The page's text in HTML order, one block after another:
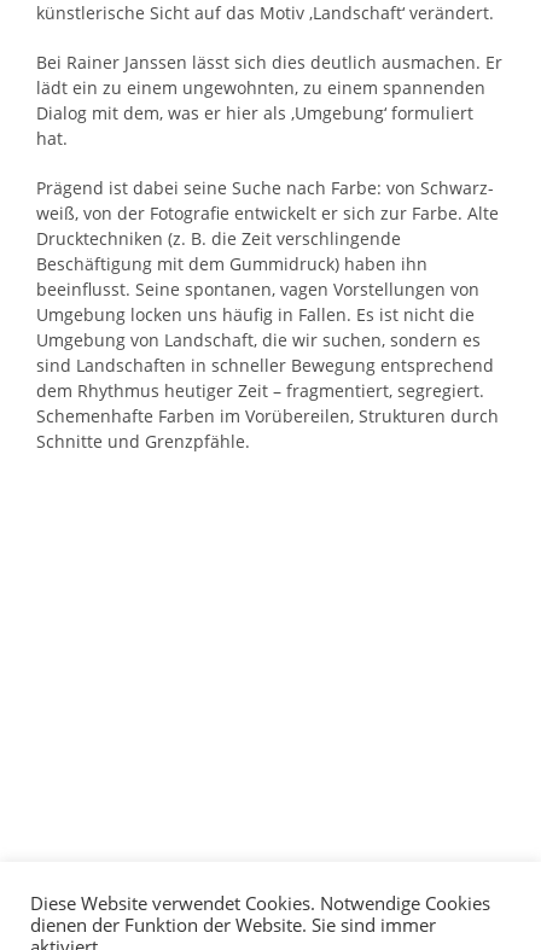
künstlerische Sicht auf das Motiv ‚Landschaft‘ verändert.
Bei Rainer Janssen lässt sich dies deutlich ausmachen. Er
lädt ein zu einem ungewohnten, zu einem spannenden
Dialog mit dem, was er hier als ‚Umgebung‘ formuliert
hat.
Prägend ist dabei seine Suche nach Farbe: von Schwarz-
weiß, von der Fotografie entwickelt er sich zur Farbe. Alte
Drucktechniken (z. B. die Zeit verschlingende
Beschäftigung mit dem Gummidruck) haben ihn
beeinflusst. Seine spontanen, vagen Vorstellungen von
Umgebung locken uns häufig in Fallen. Es ist nicht die
Umgebung von Landschaft, die wir suchen, sondern es
sind Landschaften in schneller Bewegung entsprechend
dem Rhythmus heutiger Zeit – fragmentiert, segregiert.
Schemenhafte Farben im Vorübereilen, Strukturen durch
Schnitte und Grenzpfähle.
Diese Website verwendet Cookies. Notwendige Cookies
dienen der Funktion der Website. Sie sind immer